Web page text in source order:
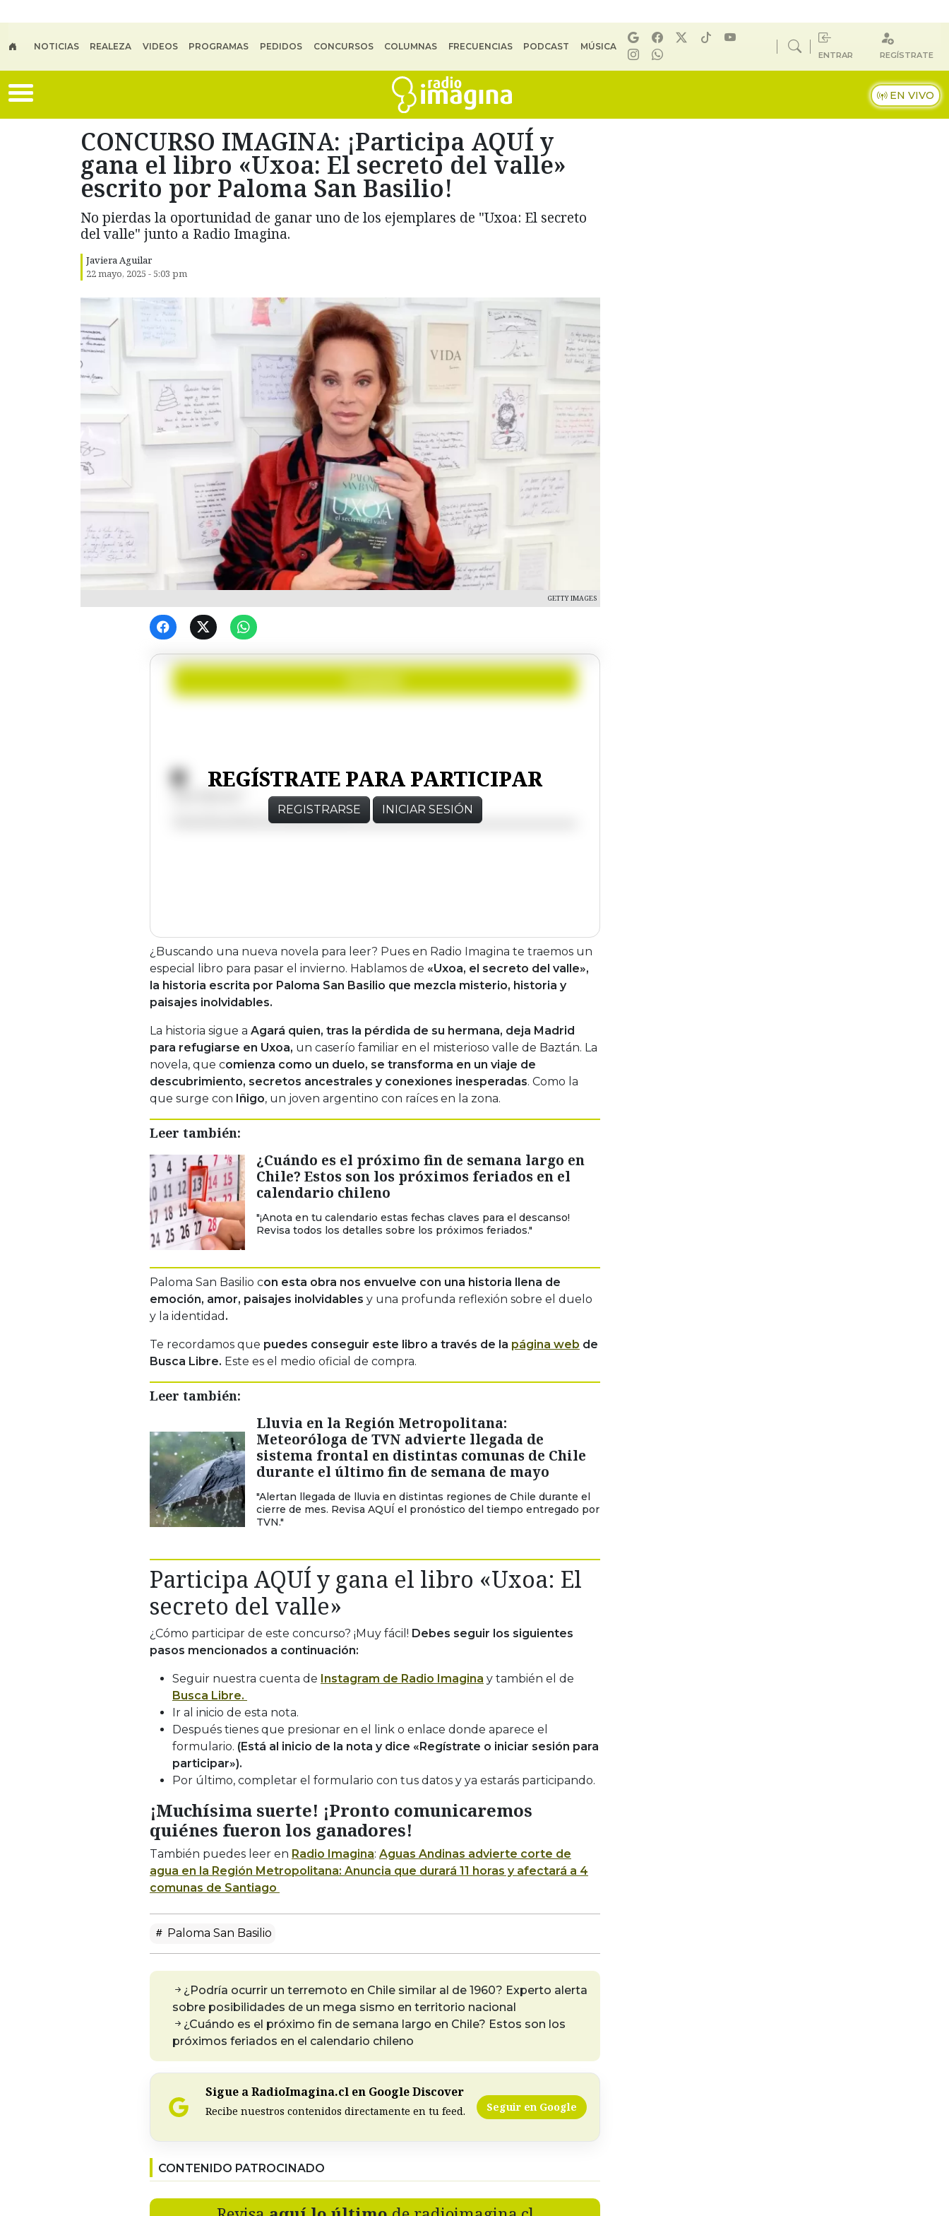
NOTICIAS REALEZA VIDEOS PROGRAMAS PEDIDOS CONCURSOS COLUMNAS FRECUENCIAS PODCAST MÚSICA
ENTRAR REGÍSTRATE
EN VIVO
CONCURSO IMAGINA: ¡Participa AQUÍ y
gana el libro «Uxoa: El secreto del valle»
escrito por Paloma San Basilio!
No pierdas la oportunidad de ganar uno de los ejemplares de "Uxoa: El secreto
del valle" junto a Radio Imagina.
Javiera Aguilar
22 mayo, 2025 - 5:03 pm
GETTY IMAGES
REGÍSTRATE PARA PARTICIPAR
REGISTRARSE INICIAR SESIÓN
¿Buscando una nueva novela para leer? Pues en Radio Imagina te traemos un
especial libro para pasar el invierno. Hablamos de «Uxoa, el secreto del valle»,
la historia escrita por Paloma San Basilio que mezcla misterio, historia y
paisajes inolvidables.
La historia sigue a Agará quien, tras la pérdida de su hermana, deja Madrid
para refugiarse en Uxoa, un caserío familiar en el misterioso valle de Baztán. La
novela, que comienza como un duelo, se transforma en un viaje de
descubrimiento, secretos ancestrales y conexiones inesperadas. Como la
que surge con Iñigo, un joven argentino con raíces en la zona.
Leer también:
¿Cuándo es el próximo fin de semana largo en
Chile? Estos son los próximos feriados en el
calendario chileno
"¡Anota en tu calendario estas fechas claves para el descanso!
Revisa todos los detalles sobre los próximos feriados."
Paloma San Basilio con esta obra nos envuelve con una historia llena de
emoción, amor, paisajes inolvidables y una profunda reflexión sobre el duelo
y la identidad .
Te recordamos que puedes conseguir este libro a través de la página web de
Busca Libre. Este es el medio oficial de compra.
Leer también:
Lluvia en la Región Metropolitana:
Meteoróloga de TVN advierte llegada de
sistema frontal en distintas comunas de Chile
durante el último fin de semana de mayo
"Alertan llegada de lluvia en distintas regiones de Chile durante el
cierre de mes. Revisa AQUÍ el pronóstico del tiempo entregado por
TVN."
Participa AQUÍ y gana el libro «Uxoa: El
secreto del valle»
¿Cómo participar de este concurso? ¡Muy fácil! Debes seguir los siguientes
pasos mencionados a continuación:
Seguir nuestra cuenta de Instagram de Radio Imagina y también el de
Busca Libre.
Ir al inicio de esta nota.
Después tienes que presionar en el link o enlace donde aparece el
formulario. (Está al inicio de la nota y dice «Regístrate o iniciar sesión para
participar»).
Por último, completar el formulario con tus datos y ya estarás participando.
¡Muchísima suerte! ¡Pronto comunicaremos
quiénes fueron los ganadores!
También puedes leer en Radio Imagina: Aguas Andinas advierte corte de
agua en la Región Metropolitana: Anuncia que durará 11 horas y afectará a 4
comunas de Santiago
Paloma San Basilio
¿Podría ocurrir un terremoto en Chile similar al de 1960? Experto alerta
sobre posibilidades de un mega sismo en territorio nacional
¿Cuándo es el próximo fin de semana largo en Chile? Estos son los
próximos feriados en el calendario chileno
Sigue a RadioImagina.cl en Google Discover
Recibe nuestros contenidos directamente en tu feed. Seguir en Google
CONTENIDO PATROCINADO